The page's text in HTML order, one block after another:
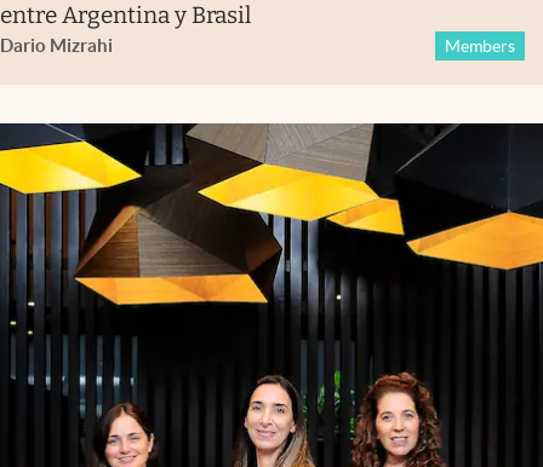
entre Argentina y Brasil
Dario Mizrahi Members